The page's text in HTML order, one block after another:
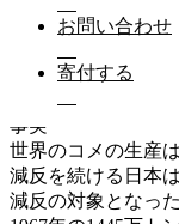
お問い合わせ
寄付する
食糧安全保障上、
世界の農業は価格
現物の市場もなく
事実
世界のコメの生産
減反を続ける日本
減反の対象となっ